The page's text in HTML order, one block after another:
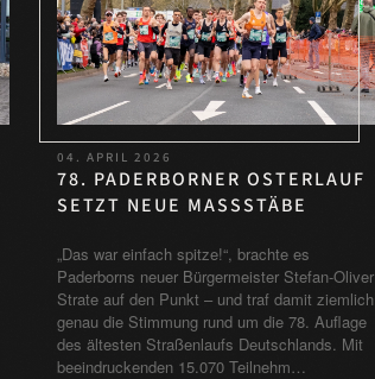
04. APRIL 2026
78. PADERBORNER OSTERLAUF
SETZT NEUE MASSSTÄBE
„Das war einfach spitze!“, brachte es
Paderborns neuer Bürgermeister Stefan-Oliver
Strate auf den Punkt – und traf damit ziemlich
genau die Stimmung rund um die 78. Auflage
des ältesten Straßenlaufs Deutschlands. Mit
beeindruckenden 15.070 Teilnehm…